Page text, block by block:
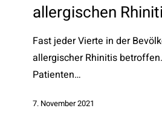
Modernes
allergischen
Rhinitis
allergischen
Fast jeder Vierte in der
allergischer Rhinitis
Patienten…
7. November 2021